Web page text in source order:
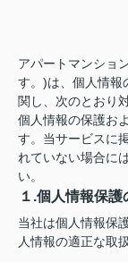
アパートマンショ
す。)は、個人情報
関し、次のとおり
個人情報の保護お
す。当サービスに
れていない場合に
い。
１.個人情報保護
当社は個人情報保
人情報の適正な取